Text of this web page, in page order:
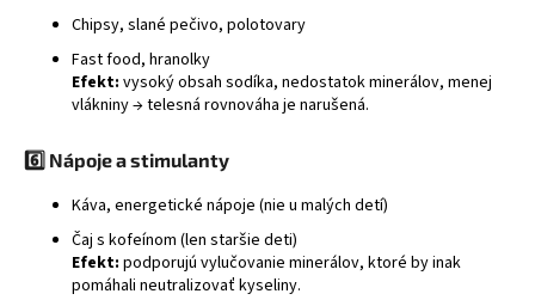
Chipsy, slané pečivo, polotovary
Fast food, hranolky
Efekt: vysoký obsah sodíka, nedostatok minerálov, menej
vlákniny → telesná rovnováha je narušená.
6️⃣ Nápoje a stimulanty
Káva, energetické nápoje (nie u malých detí)
Čaj s kofeínom (len staršie deti)
Efekt: podporujú vylučovanie minerálov, ktoré by inak
pomáhali neutralizovať kyseliny.